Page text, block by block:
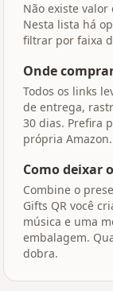
Não existe
Nesta lista há
filtrar por faixa
Onde
Todos os links
de entrega,
30 dias. Prefira
própria Amazon.
Como deixar
Combine o
Gifts QR você
música e uma
embalagem.
dobra.